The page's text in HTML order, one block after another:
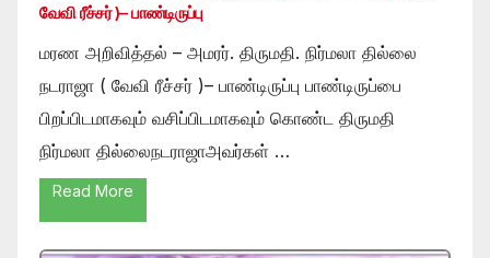
வேவி ரீச்சர் )– பாண்டிருப்பு
மரண அறிவித்தல் – அமரர். திருமதி. நிர்மலா தில்லை
நடராஜா ( வேவி ரீச்சர் )– பாண்டிருப்பு பாண்டிருப்பை
பிறப்பிடமாகவும் வசிப்பிடமாகவும் கொண்ட திருமதி
நிர்மலா தில்லைநடராஜாஅவர்கள் …
Read More